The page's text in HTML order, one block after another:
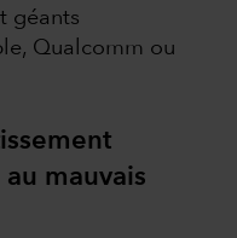
géants
Qualcomm ou
mauvais